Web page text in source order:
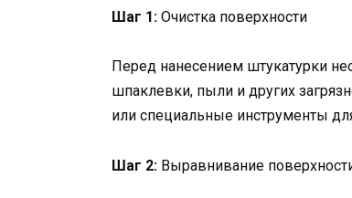
Шаг 1: Очистка поверхности
Перед нанесением штукатурки
шпаклевки, пыли и других
или специальные инструменты
Шаг 2: Выравнивание